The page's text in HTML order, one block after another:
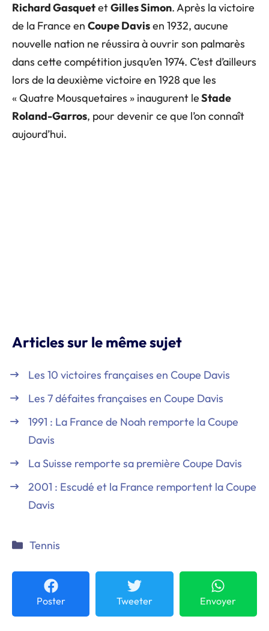
Richard GasquetetGilles Simon. Après la victoire
de la France en Coupe Davisen 1932, aucune
nouvelle nation ne réussira à ouvrir son palmarès
dans cette compétition jusqu’en 1974. C’est d’ailleurs
lors de la deuxième victoire en 1928 que les
« Quatre Mousquetaires » inaugurent leStade
Roland-Garros, pour devenir ce que l’on connaît
aujourd’hui.
Articles sur le même sujet
Les 10 victoires françaises en Coupe Davis
Les 7 défaites françaises en Coupe Davis
1991 : La France de Noah remporte la Coupe
Davis
La Suisse remporte sa première Coupe Davis
2001 : Escudé et la France remportent la Coupe
Davis
Catégories
Tennis
Poster Tweeter Envoyer